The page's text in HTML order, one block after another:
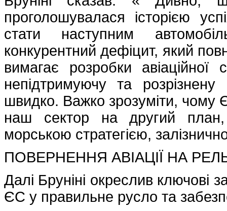
проголошувалася історією
стати наступним
конкурентний дефіцит, який
вимагає розробки
непідтримуючу та
швидко. Важко зрозуміти, чому
наш сектор на другий
морською стратегією,
ПОВЕРНЕННЯ АВІАЦІЇ НА
Далі Бруніні окреслив ключові
ЄС у правильне русло та